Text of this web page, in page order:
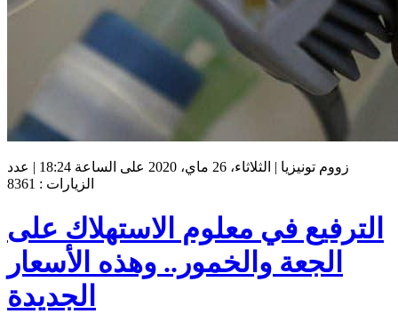
زووم تونيزيا | الثلاثاء، 26 ماي، 2020 على الساعة 18:24 | عدد
الزيارات : 8361
الترفيع في معلوم الاستهلاك على
الجعة والخمور.. وهذه الأسعار
الجديدة